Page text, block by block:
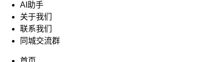
AI助手
关于我们
联系我们
同城交流群